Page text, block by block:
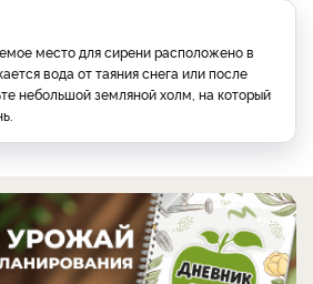
место для сирени расположено в
вода от таяния снега или после
небольшой земляной холм, на который